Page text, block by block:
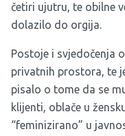
četiri ujutru, te obilne
dolazilo do orgija.
Postoje i svjedočenja
privatnih prostora, te
pisalo o tome da se
klijenti, oblače u
“feminizirano” u